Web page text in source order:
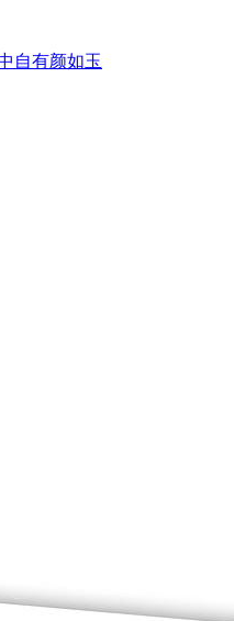
自有颜如玉